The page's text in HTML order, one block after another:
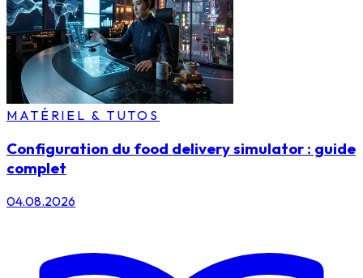
MATÉRIEL & TUTOS
Configuration du food delivery simulator : guide
complet
04.08.2026